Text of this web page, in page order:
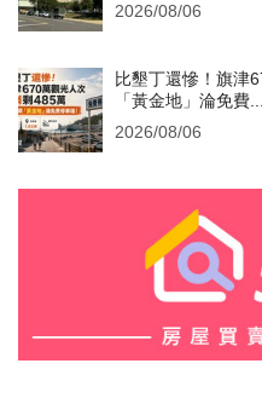
2026/08/06
比墾丁還慘！旗津
「黃金地」淪免費...
2026/08/06